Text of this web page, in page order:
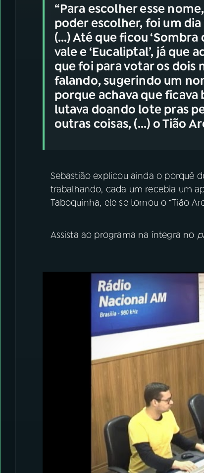
“Para escolher esse
poder escolher, foi um
(...) Até que ficou
vale e ‘Eucaliptal’, já que
que foi para votar os dois
falando, sugerindo um
porque achava que
lutava doando lote pras
outras coisas, (...) o Tião
Sebastião explicou ainda o porquê
trabalhando, cada um recebia um
Taboquinha, ele se tornou o “Tião
Assista ao programa na íntegra no